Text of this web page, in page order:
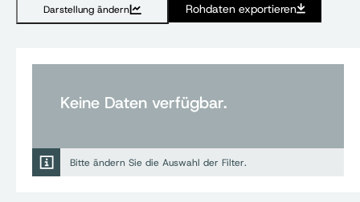
Darstellung ändern Rohdaten exportieren
Keine Daten verfügbar.
Bitte ändern Sie die Auswahl der Filter.